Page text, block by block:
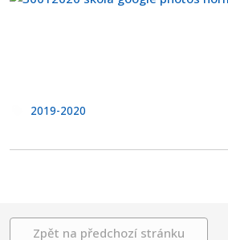
2019-2020
Zpět na předchozí stránku